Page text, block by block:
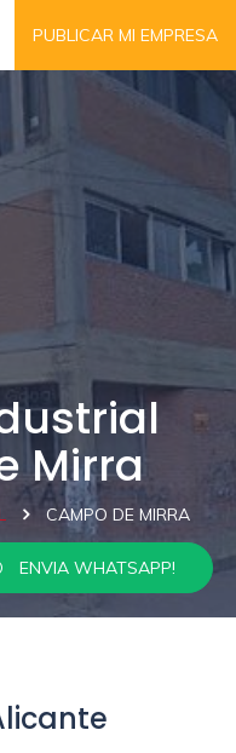
PUBLICAR MI EMPRESA
Mirra
CAMPO DE MIRRA
ENVIA WHATSAPP!